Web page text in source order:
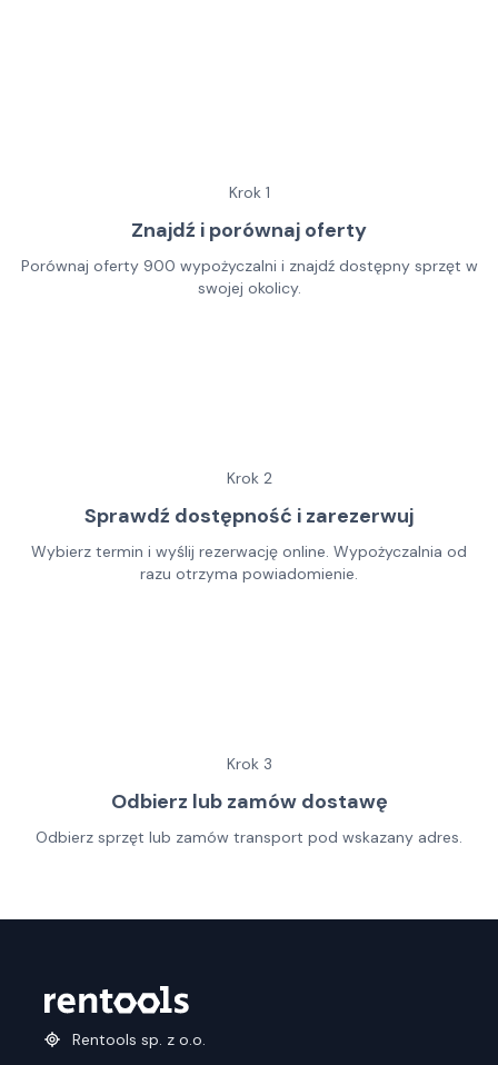
Krok 1
Znajdź i porównaj oferty
Porównaj oferty 900 wypożyczalni i znajdź dostępny sprzęt w
swojej okolicy.
Krok 2
Sprawdź dostępność i zarezerwuj
Wybierz termin i wyślij rezerwację online. Wypożyczalnia od
razu otrzyma powiadomienie.
Krok 3
Odbierz lub zamów dostawę
Odbierz sprzęt lub zamów transport pod wskazany adres.
Rentools sp. z o.o.